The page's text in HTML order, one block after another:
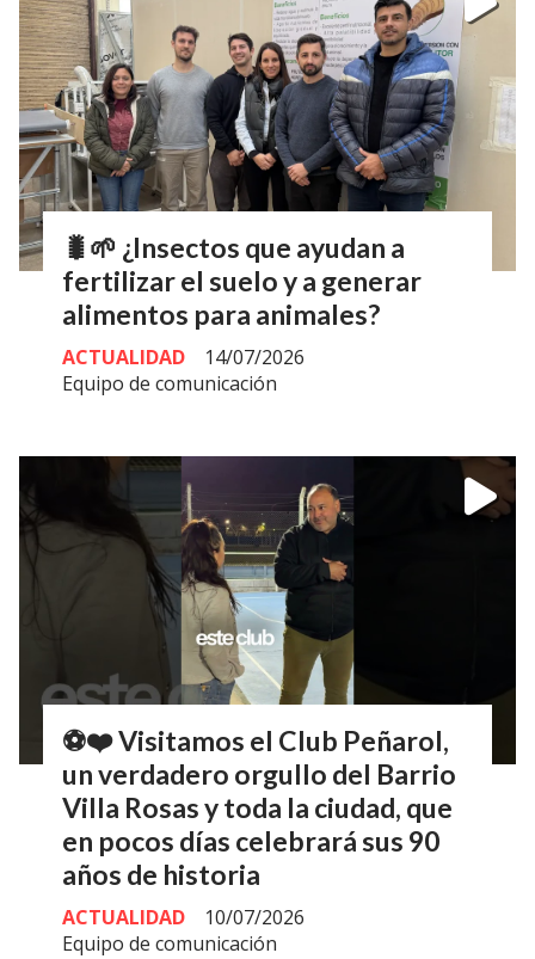
🐛🌱 ¿Insectos que ayudan a
fertilizar el suelo y a generar
alimentos para animales?
Equipo de comunicación
ACTUALIDAD 14/07/2026
⚽❤️ Visitamos el Club Peñarol,
un verdadero orgullo del Barrio
Villa Rosas y toda la ciudad, que
en pocos días celebrará sus 90
años de historia
Equipo de comunicación
ACTUALIDAD 10/07/2026